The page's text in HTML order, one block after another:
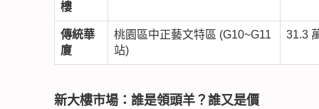
樓
傳統華
廈
桃園區中正藝文特區 (G10~G11
站)
31.3
新大樓市場：誰是領頭羊？誰又是價